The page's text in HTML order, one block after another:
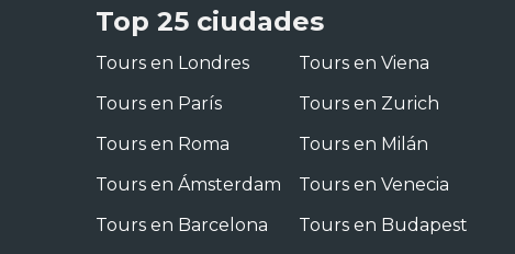
Top 25 ciudades
Tours en Londres
Tours en París
Tours en Roma
Tours en Ámsterdam
Tours en Barcelona
Tours en Viena
Tours en Zurich
Tours en Milán
Tours en Venecia
Tours en Budapest